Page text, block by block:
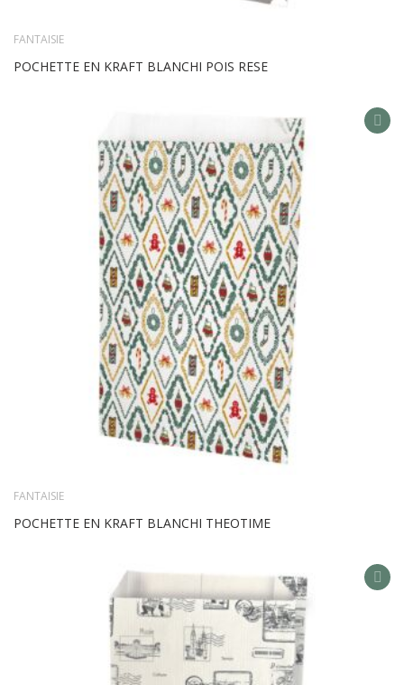
FANTAISIE
POCHETTE EN KRAFT BLANCHI POIS RESE
ADD
FANTAISIE
POCHETTE EN KRAFT BLANCHI THEOTIME
ADD